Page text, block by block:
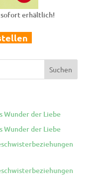
sofort erhältlich!
Wunder der Liebe
Wunder der Liebe